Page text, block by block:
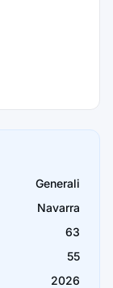
Generali
Navarra
63
55
2026